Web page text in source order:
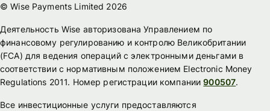
© Wise Payments Limited 2026
Деятельность Wise авторизована Управлением по
финансовому регулированию и контролю Великобритании
(FСА) для ведения операций с электронными деньгами в
соответствии с нормативным положением Electronic Money
Regulations 2011. Номер регистрации компании900507.
Все инвестиционные услуги предоставляются